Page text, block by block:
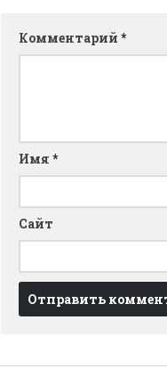
Комментарий *
Имя *
Сайт